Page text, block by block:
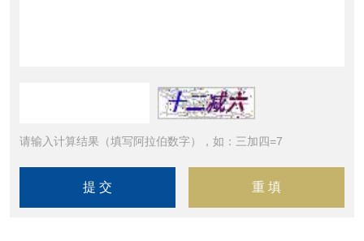
请输入计算结果（填写阿拉伯数字），如：三加四=7